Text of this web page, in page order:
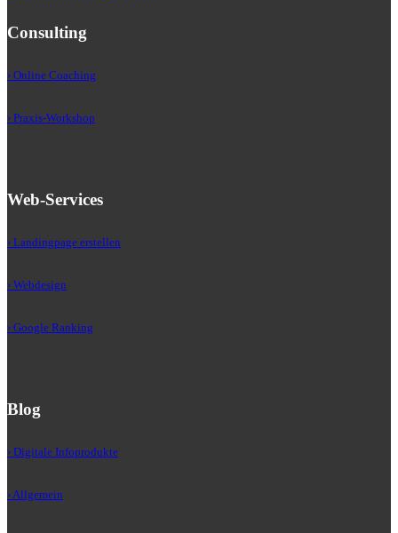
Consulting
› Online Coaching
› Praxis-Workshop
Web-Services
› Landingpage erstellen
› Webdesign
› Google Ranking
Blog
› Digitale Infoprodukte
› Allgemein